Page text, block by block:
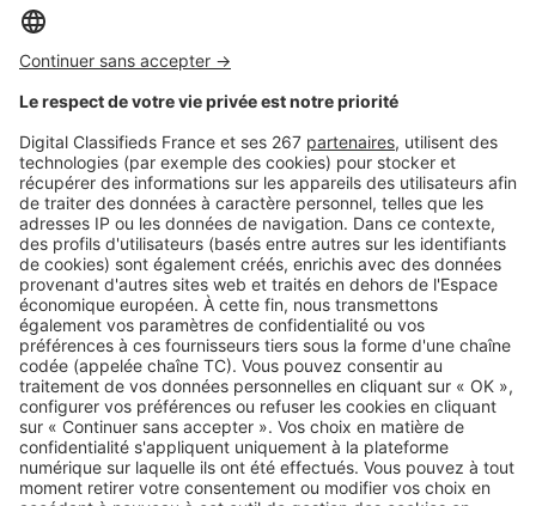
Image
Défaut oublié sur l'état des lieux ?
Voici ce que vous pouvez encore
faire
Image
Louer
Avant de garder une partie de
votre dépôt de garantie, le
bailleur doit fournir ces justificatifs